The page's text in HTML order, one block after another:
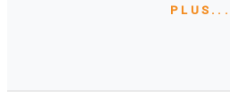
PLUS...